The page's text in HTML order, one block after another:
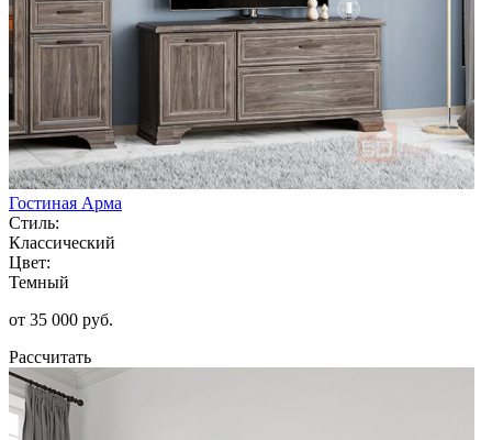
Гостиная Арма
Стиль:
Классический
Цвет:
Темный
от 35 000 руб.
Рассчитать